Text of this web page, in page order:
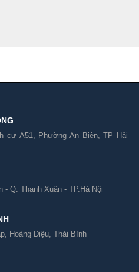
cư A51, Phường An Biên, TP Hải
- Q. Thanh Xuân - TP.Hà Nội
Hoàng Diệu, Thái Bình